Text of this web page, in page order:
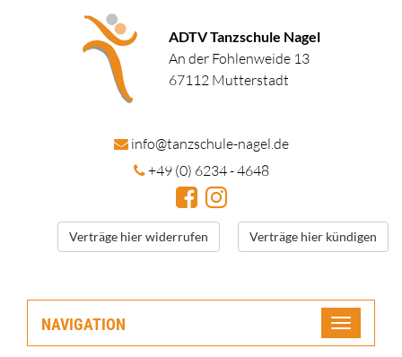
ADTV Tanzschule Nagel
An der Fohlenweide 13
67112 Mutterstadt
info@tanzschule-nagel.de
+49 (0) 6234 - 4648
Verträge hier widerrufen Verträge hier kündigen
NAVIGATION
Toggle